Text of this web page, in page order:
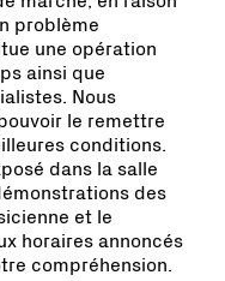
problème
une opération
ainsi que
Nous
le remettre
conditions.
dans la salle
des
et le
horaires annoncés
compréhension.